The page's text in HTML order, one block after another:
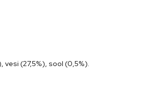
vesi (27,5%), sool (0,5%).